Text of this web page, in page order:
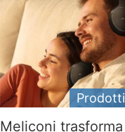
Prodotti
Meliconi trasforma